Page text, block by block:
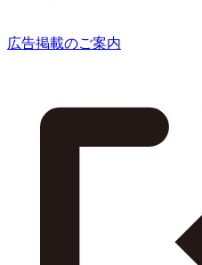
広告掲載のご案内